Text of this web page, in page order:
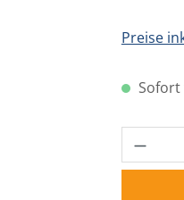
Preise
Sofort